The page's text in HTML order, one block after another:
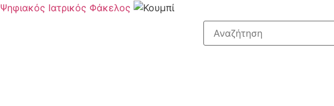
Ψηφιακός Ιατρικός Φάκελος